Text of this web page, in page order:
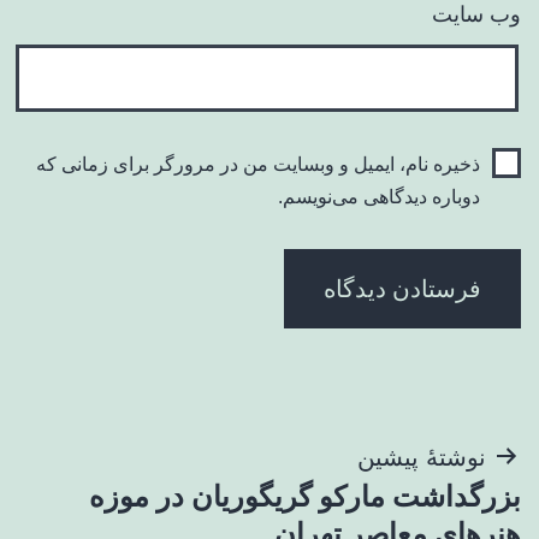
وب‌ سایت
ذخیره نام، ایمیل و وبسایت من در مرورگر برای زمانی که
دوباره دیدگاهی می‌نویسم.
راهبری
نوشته
نوشتهٔ پیشین
بزرگداشت مارکو گریگوریان در موزه